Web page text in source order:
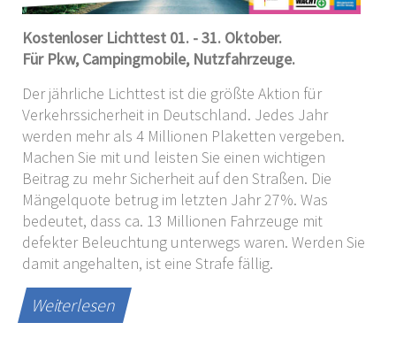
Kostenloser Lichttest 01. - 31. Oktober.
Für Pkw, Campingmobile, Nutzfahrzeuge.
Der jährliche Lichttest ist die größte Aktion für
Verkehrssicherheit in Deutschland. Jedes Jahr
werden mehr als 4 Millionen Plaketten vergeben.
Machen Sie mit und leisten Sie einen wichtigen
Beitrag zu mehr Sicherheit auf den Straßen. Die
Mängelquote betrug im letzten Jahr 27%. Was
bedeutet, dass ca. 13 Millionen Fahrzeuge mit
defekter Beleuchtung unterwegs waren. Werden Sie
damit angehalten, ist eine Strafe fällig.
Weiterlesen